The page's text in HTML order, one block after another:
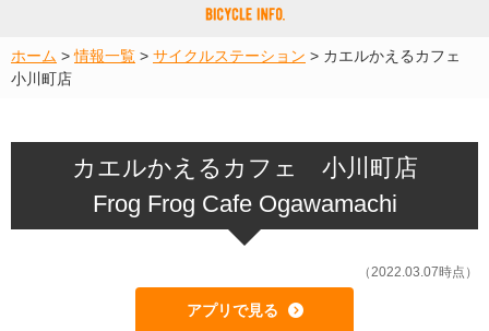
ホーム >情報一覧 > サイクルステーション > カエルかえるカフェ
小川町店
カエルかえるカフェ 小川町店
Frog Frog Cafe Ogawamachi
（2022.03.07時点）
アプリで見る